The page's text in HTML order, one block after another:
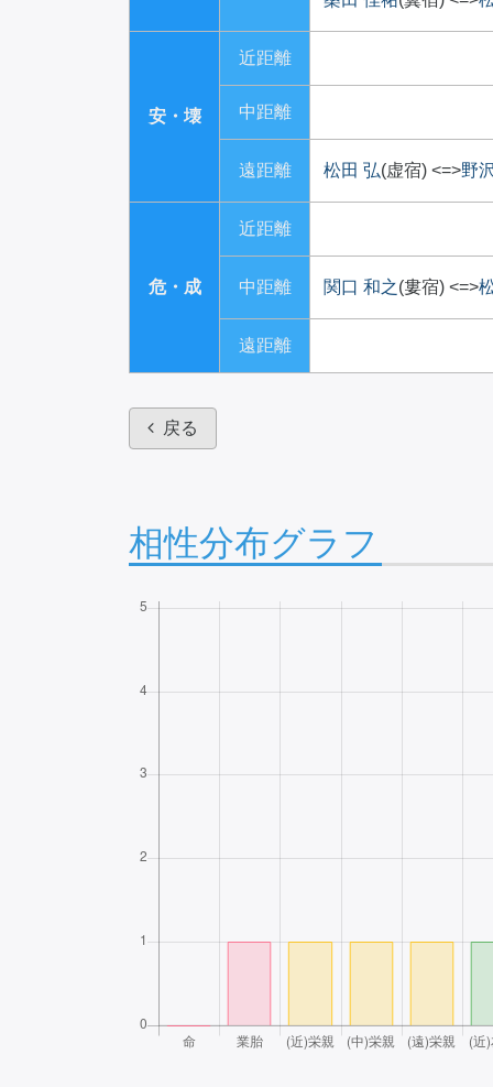
安・壊
近距離
中距離
遠距離 松田 弘(虚宿) <=>野
危・成
近距離
中距離 関口 和之(婁宿) <=>
遠距離
戻る
相性分布グラフ